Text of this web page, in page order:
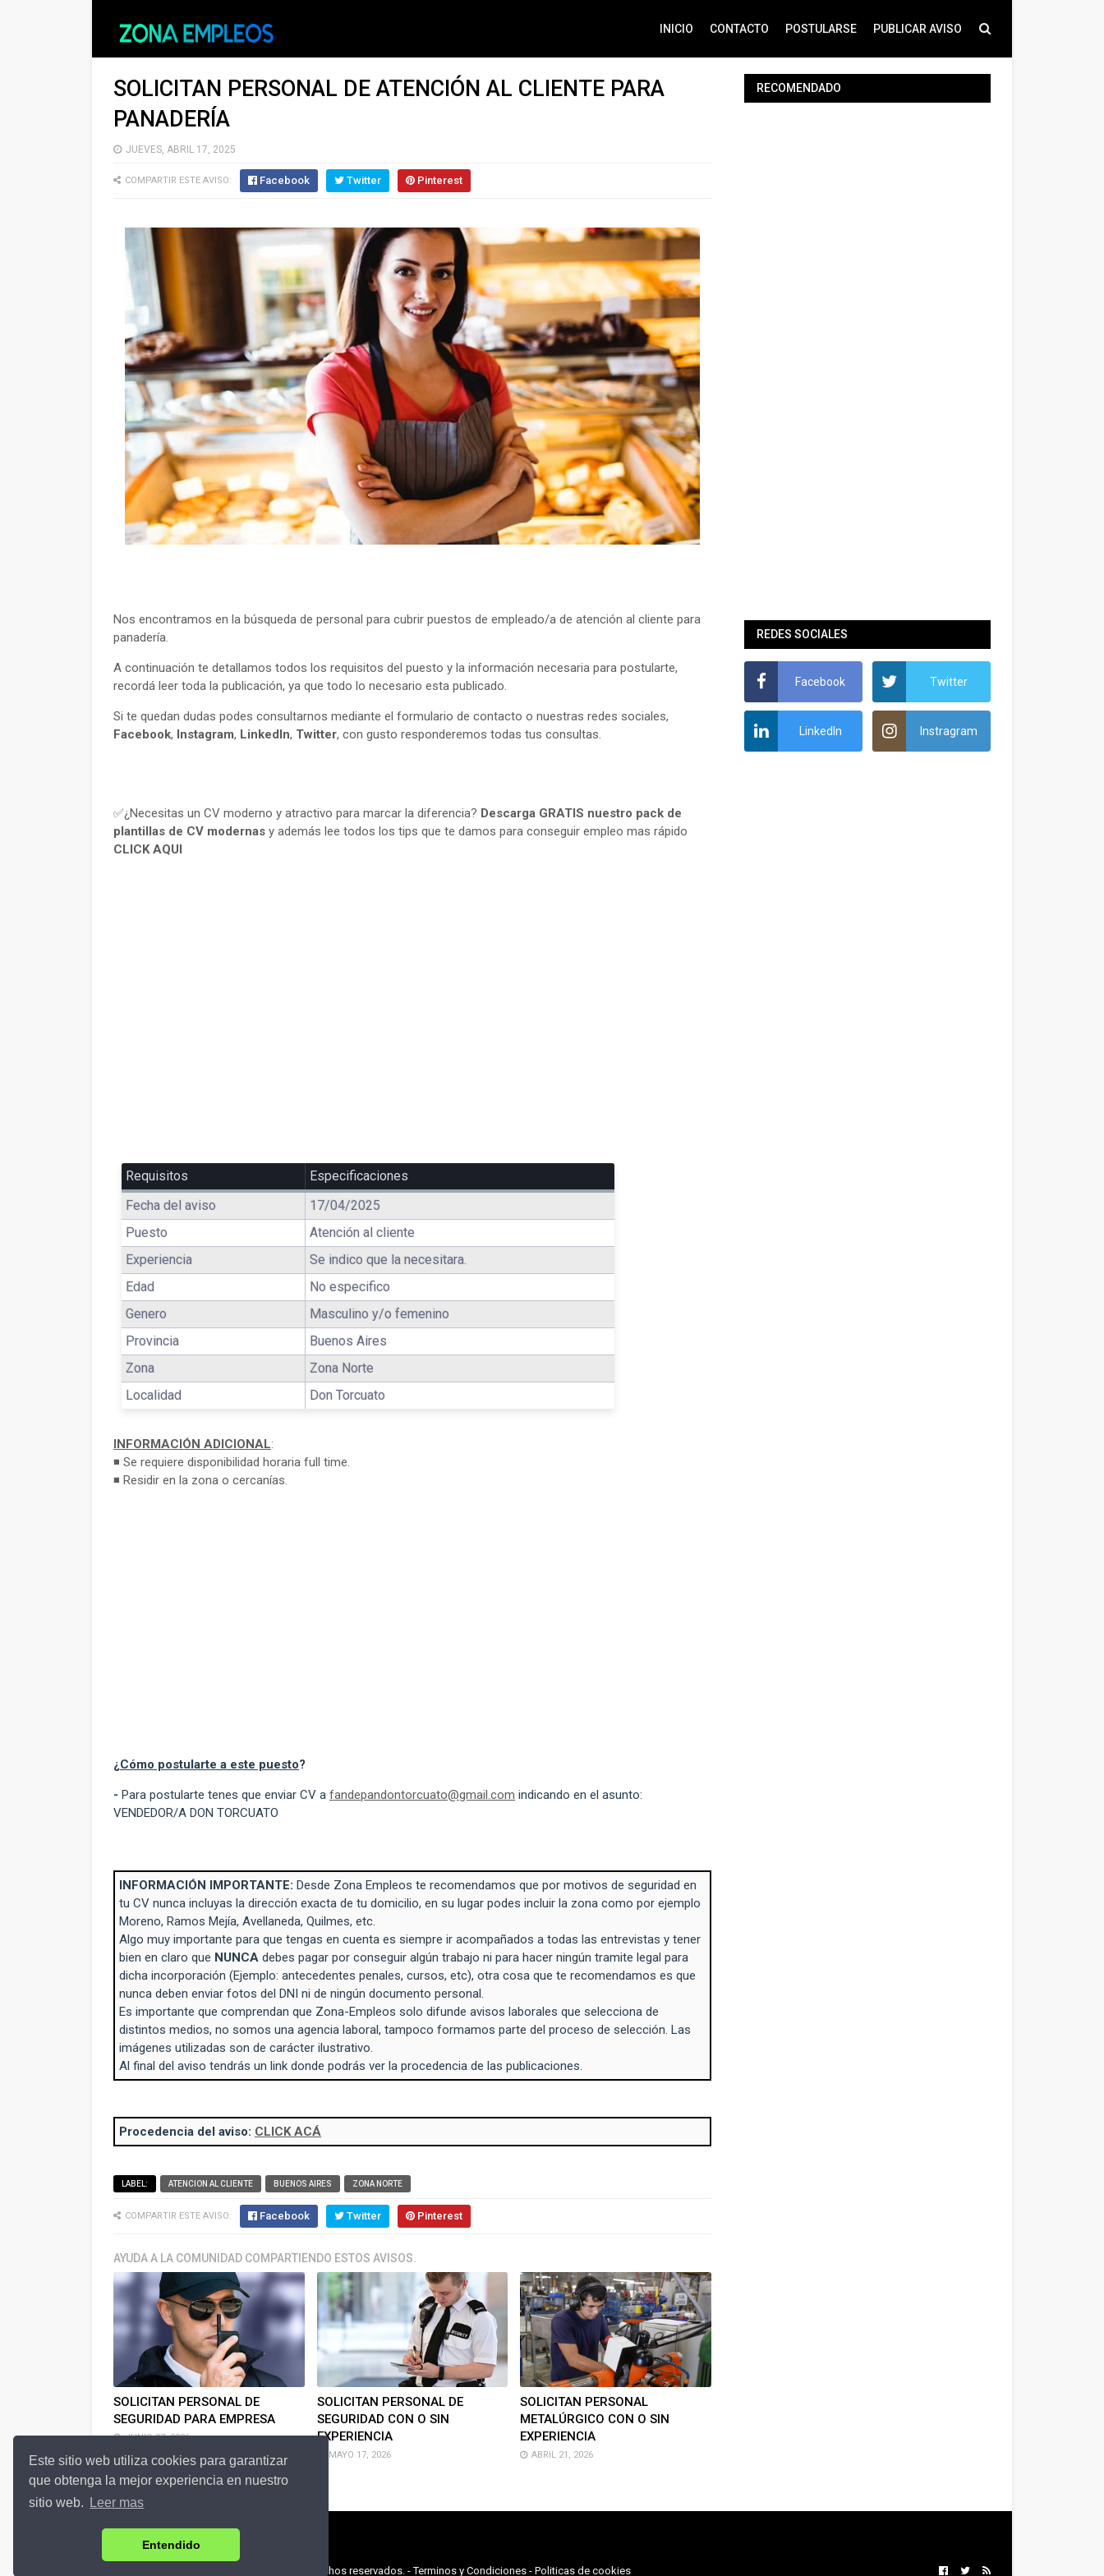
Este sitio web utiliza cookies para garantizar
que obtenga la mejor experiencia en nuestro
sitio web.
Leer mas
Entendido
INICIO CONTACTO POSTULARSE PUBLICAR AVISO
SOLICITAN PERSONAL DE ATENCIÓN AL CLIENTE PARA
PANADERÍA
JUEVES, ABRIL 17, 2025
COMPARTIR ESTE AVISO: Facebook Twitter Pinterest
Nos encontramos en la búsqueda de personal para cubrir puestos de empleado/a de atención al cliente para
panadería.
A continuación te detallamos todos los requisitos del puesto y la información necesaria para postularte,
recordá leer toda la publicación, ya que todo lo necesario esta publicado.
Si te quedan dudas podes consultarnos mediante el formulario de contacto o nuestras redes sociales,
Facebook, Instagram, LinkedIn, Twitter, con gusto responderemos todas tus consultas.
✅¿Necesitas un CV moderno y atractivo para marcar la diferencia? Descarga GRATIS nuestro pack de
plantillas de CV modernas y además lee todos los tips que te damos para conseguir empleo mas rápido
CLICK AQUI
Requisitos
Especificaciones
Fecha del aviso
17/04/2025
Puesto
Atención al cliente
Experiencia
Se indico que la necesitara.
Edad
No especifico
Genero
Masculino y/o femenino
Provincia
Buenos Aires
Zona
Zona Norte
Localidad
Don Torcuato
INFORMACIÓN ADICIONAL:
◾ Se requiere disponibilidad horaria full time.
◾ Residir en la zona o cercanías.
¿ Cómo postularte a este puesto?
- Para postularte tenes que enviar CV a fandepandontorcuato@gmail.com indicando en el asunto:
VENDEDOR/A DON TORCUATO
INFORMACIÓN IMPORTANTE: Desde Zona Empleos te recomendamos que por motivos de seguridad en
tu CV nunca incluyas la dirección exacta de tu domicilio, en su lugar podes incluir la zona como por ejemplo
Moreno, Ramos Mejía, Avellaneda, Quilmes, etc.
Algo muy importante para que tengas en cuenta es siempre ir acompañados a todas las entrevistas y tener
bien en claro que NUNCA debes pagar por conseguir algún trabajo ni para hacer ningún tramite legal para
dicha incorporación (Ejemplo: antecedentes penales, cursos, etc), otra cosa que te recomendamos es que
nunca deben enviar fotos del DNI ni de ningún documento personal.
Es importante que comprendan que Zona-Empleos solo difunde avisos laborales que selecciona de
distintos medios, no somos una agencia laboral, tampoco formamos parte del proceso de selección. Las
imágenes utilizadas son de carácter ilustrativo.
Al final del aviso tendrás un link donde podrás ver la procedencia de las publicaciones.
Procedencia del aviso: CLICK ACÁ
LABEL: ATENCION AL CLIENTE BUENOS AIRES ZONA NORTE
COMPARTIR ESTE AVISO: Facebook Twitter Pinterest
AYUDA A LA COMUNIDAD COMPARTIENDO ESTOS AVISOS.
SOLICITAN PERSONAL DE
SEGURIDAD PARA EMPRESA
JUNIO 07, 2026
SOLICITAN PERSONAL DE
SEGURIDAD CON O SIN
EXPERIENCIA
MAYO 17, 2026
SOLICITAN PERSONAL
METALÚRGICO CON O SIN
EXPERIENCIA
ABRIL 21, 2026
RECOMENDADO
REDES SOCIALES
Facebook Twitter
LinkedIn Instragram
© 2018 Zona-Empleos.com | Todos los derechos reservados. -Terminos y Condiciones - Politicas de cookies